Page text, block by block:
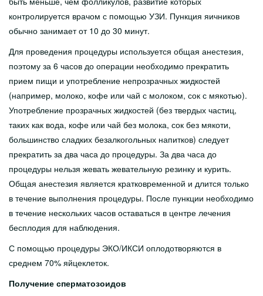
контролируется врачом с помощью УЗИ. Пункция яичников
обычно занимает от 10 до 30 минут.
Для проведения процедуры используется общая анестезия,
поэтому за 6 часов до операции необходимо прекратить
прием пищи и употребление непрозрачных жидкостей
(например, молоко, кофе или чай с молоком, сок с мякотью).
Употребление прозрачных жидкостей (без твердых частиц,
таких как вода, кофе или чай без молока, сок без мякоти,
большинство сладких безалкогольных напитков) следует
прекратить за два часа до процедуры. За два часа до
процедуры нельзя жевать жевательную резинку и курить.
Общая анестезия является кратковременной и длится только
в течение выполнения процедуры. После пункции необходимо
в течение нескольких часов оставаться в центре лечения
бесплодия для наблюдения.
С помощью процедуры ЭКО/ИКСИ оплодотворяются в
среднем 70% яйцеклеток.
Получение сперматозоидов